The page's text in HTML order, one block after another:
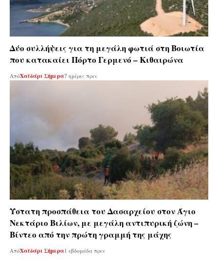
Δύο συλλήψεις για τη μεγάλη φωτιά στη Βοιωτία
που κατακαίει Πόρτο Γερμενό – Κιθαιρώνα
ΑπόΧαϊδάρι Σήμερα7 ημέρες πριν
Ύστατη προσπάθεια του Δασαρχείου στον Άγιο
Νεκτάριο Βιλίων, με μεγάλη αντιπυρική ζώνη –
Βίντεο από την πρώτη γραμμή της μάχης
ΑπόΧαϊδάρι Σήμερα1 εβδομάδα πριν